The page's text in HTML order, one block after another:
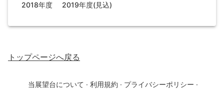
2018年度 2019年度(見込)
トップページへ戻る
当展望台について · 利用規約 · プライバシーポリシー ·